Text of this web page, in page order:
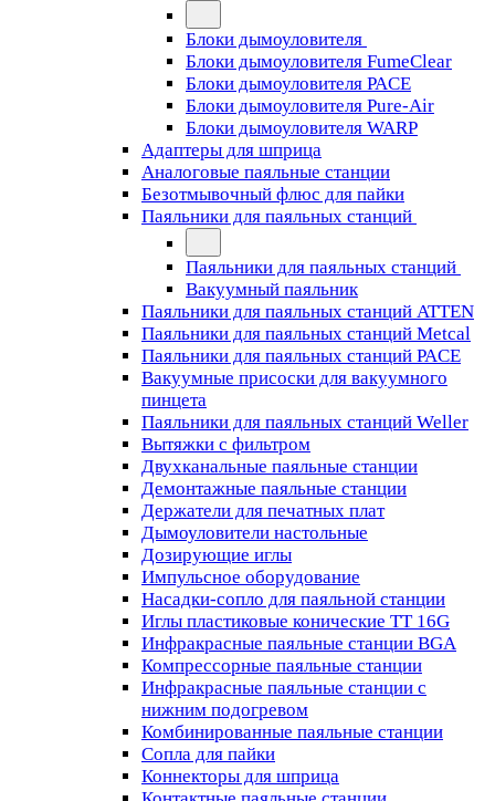
Блоки дымоуловителя
Блоки дымоуловителя FumeClear
Блоки дымоуловителя PACE
Блоки дымоуловителя Pure-Air
Блоки дымоуловителя WARP
Адаптеры для шприца
Аналоговые паяльные станции
Безотмывочный флюс для пайки
Паяльники для паяльных станций
Паяльники для паяльных станций
Вакуумный паяльник
Паяльники для паяльных станций ATTEN
Паяльники для паяльных станций Metcal
Паяльники для паяльных станций PACE
Вакуумные присоски для вакуумного
пинцета
Паяльники для паяльных станций Weller
Вытяжки с фильтром
Двухканальные паяльные станции
Демонтажные паяльные станции
Держатели для печатных плат
Дымоуловители настольные
Дозирующие иглы
Импульсное оборудование
Насадки-сопло для паяльной станции
Иглы пластиковые конические TT 16G
Инфракрасные паяльные станции BGA
Компрессорные паяльные станции
Инфракрасные паяльные станции с
нижним подогревом
Комбинированные паяльные станции
Сопла для пайки
Коннекторы для шприца